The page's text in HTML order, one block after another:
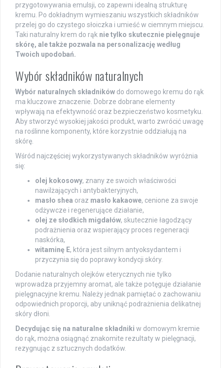
przygotowywania emulsji, co zapewni idealną strukturę
kremu. Po dokładnym wymieszaniu wszystkich składników
przelej go do czystego słoiczka i umieść w ciemnym miejscu.
Taki naturalny krem do rąk nie tylko skutecznie pielęgnuje
skórę, ale także pozwala na personalizację według
Twoich upodobań.
Wybór składników naturalnych
Wybór naturalnych składników do domowego kremu do rąk
ma kluczowe znaczenie. Dobrze dobrane elementy
wpływają na efektywność oraz bezpieczeństwo kosmetyku.
Aby stworzyć wysokiej jakości produkt, warto zwrócić uwagę
na roślinne komponenty, które korzystnie oddziałują na
skórę.
Wśród najczęściej wykorzystywanych składników wyróżnia
się:
olej kokosowy, znany ze swoich właściwości
nawilżających i antybakteryjnych,
masło shea oraz masło kakaowe, cenione za swoje
odżywcze i regenerujące działanie,
olej ze słodkich migdałów, skutecznie łagodzący
podrażnienia oraz wspierający proces regeneracji
naskórka,
witaminę E, która jest silnym antyoksydantem i
przyczynia się do poprawy kondycji skóry.
Dodanie naturalnych olejków eterycznych nie tylko
wprowadza przyjemny aromat, ale także potęguje działanie
pielęgnacyjne kremu. Należy jednak pamiętać o zachowaniu
odpowiednich proporcji, aby uniknąć podrażnienia delikatnej
skóry dłoni.
Decydując się na naturalne składniki w domowym kremie
do rąk, można osiągnąć znakomite rezultaty w pielęgnacji,
rezygnując z sztucznych dodatków.